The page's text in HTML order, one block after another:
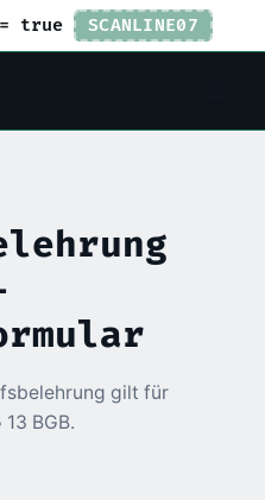
= true SCANLINE07
gilt für
BGB.